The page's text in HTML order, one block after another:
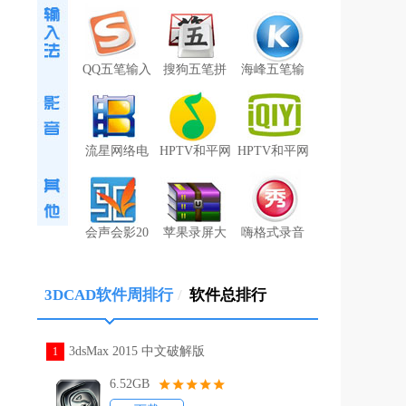
QQ五笔输入 搜狗五笔拼 海峰五笔输
流星网络电 HPTV和平网 HPTV和平网
会声会影20 苹果录屏大 嗨格式录音
3DCAD软件周排行 / 软件总排行
1 3dsMax 2015 中文破解版
6.52GB